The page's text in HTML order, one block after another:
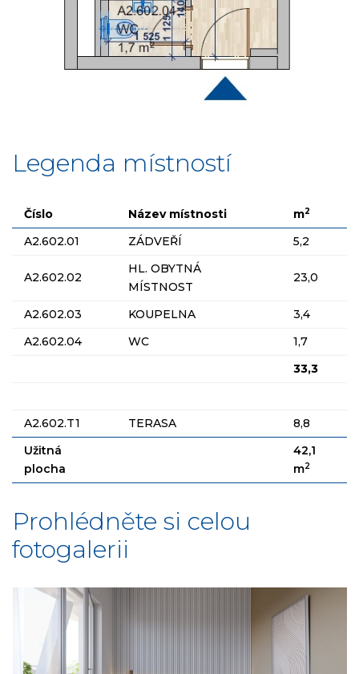
Legenda místností
Číslo Název místnosti m2
A2.602.01 ZÁDVEŘÍ 5,2
A2.602.02
HL. OBYTNÁ
MÍSTNOST
23,0
A2.602.03 KOUPELNA
3,4
A2.602.04
WC
1,7
33,3
A2.602.T1 TERASA
8,8
Užitná
plocha
42,1
m2
Prohlédněte si celou
fotogalerii